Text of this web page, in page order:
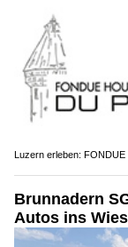
Luzern erleben:
Brunnadern
Autos ins